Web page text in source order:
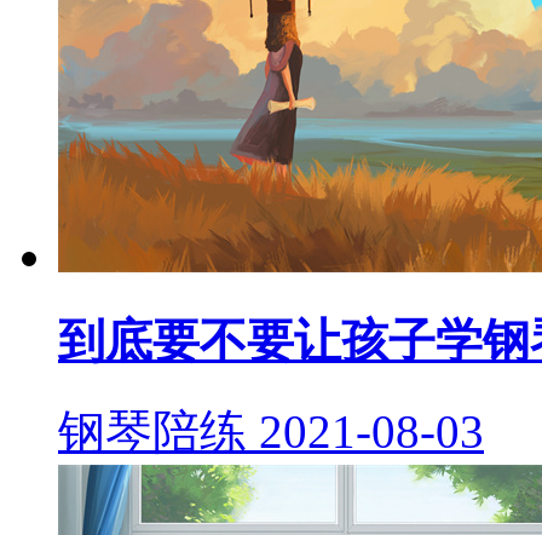
到底要不要让孩子学钢
钢琴陪练 2021-08-03